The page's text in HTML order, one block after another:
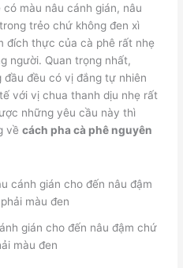
màu nâu cánh gián, nâu
trẻo chứ không đen xì
đích thực của cà phê rất nhẹ
người. Quan trọng nhất,
đầu đều có vị đắng tự nhiên
với vị chua thanh dịu nhẹ rất
những yêu cầu này thì
vềcách pha cà phê nguyên
gián cho đến nâu đậm chứ
màu đen